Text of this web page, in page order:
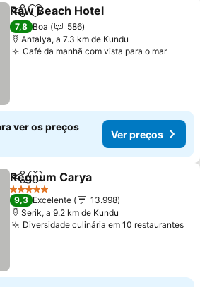
PartilharAdicionar aos favoritos
Raw Beach Hotel
7,8 Boa
586
Antalya, a 7.3 km de Kundu
Café da manhã com vista para o marVer
ver os preços
Ver preços
PartilharAdicionar aos favoritos
Regnum Carya
5 Estrelas
9,3 Excelente
13.998
Serik, a 9.2 km de Kundu
Diversidade culinária em 10 restaurantes